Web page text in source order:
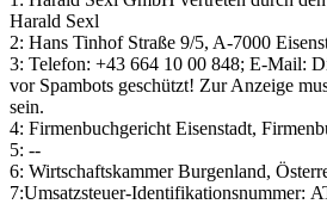
Harald Sexl
2: Hans Tinhof Straße 9/5, A-7000
3: Telefon: +43 664 10 00 848; E-Mail:
vor Spambots geschützt! Zur Anzeige
sein.
4: Firmenbuchgericht Eisenstadt,
5: --
6: Wirtschaftskammer Burgenland,
7:Umsatzsteuer-Identifikationsnummer: